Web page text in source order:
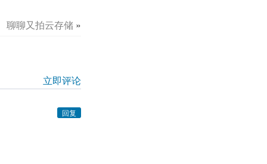
聊聊又拍云存储 »
立即评论
回复